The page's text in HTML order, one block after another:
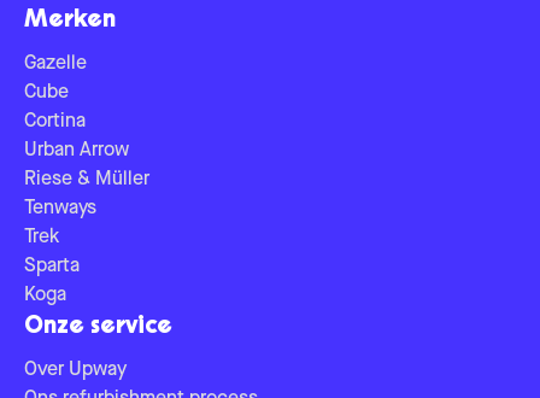
Merken
Gazelle
Cube
Cortina
Urban Arrow
Riese & Müller
Tenways
Trek
Sparta
Koga
Onze service
Over Upway